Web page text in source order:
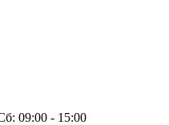
09:00 - 15:00